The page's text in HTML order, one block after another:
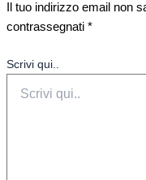
Il tuo indirizzo email non
contrassegnati *
Scrivi qui..